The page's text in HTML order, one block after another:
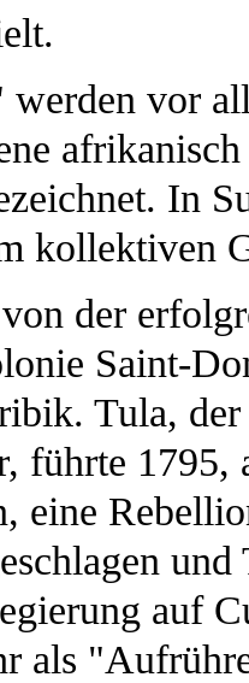
vor
In
kollektiven
der
Saint-
Tula,
führte 1795,
eine
auf
als